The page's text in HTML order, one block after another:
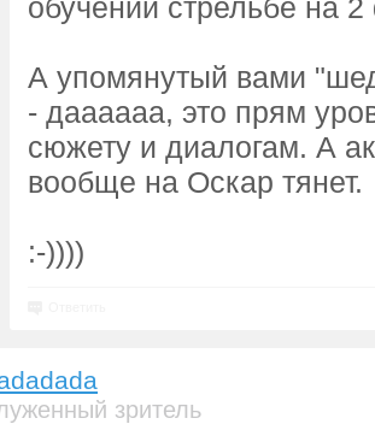
обучении стрельбе на
А упомянутый вами
- даааааа, это прям
сюжету и диалогам. А
вообще на Оскар тянет.
:-))))
зритель